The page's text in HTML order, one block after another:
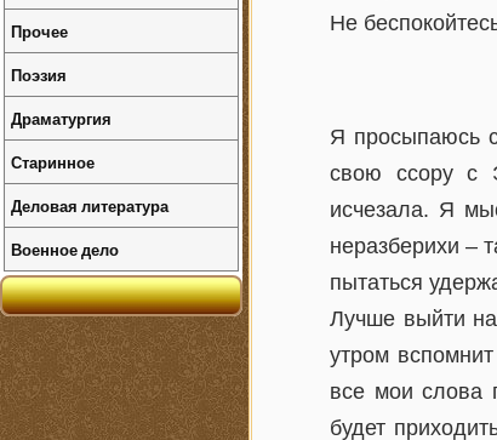
Не
Я просыпаюсь
свою ссору с
исчезала. Я
неразберихи –
пытаться
Лучше выйти
утром
все мои слова
будет
Прочее
Поэзия
Драматургия
Старинное
Деловая литература
Военное дело